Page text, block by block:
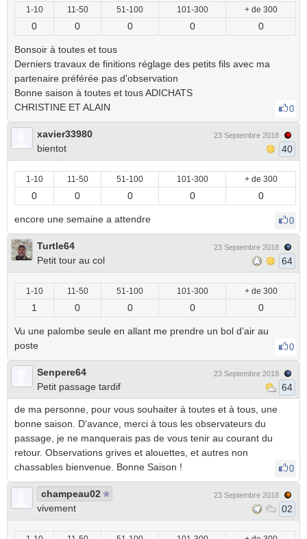
1-10 11-50 51-100 101-300 + de 300
0 0 0 0 0
Bonsoir à toutes et tous
Derniers travaux de finitions réglage des petits fils avec ma
partenaire préférée pas d'observation
Bonne saison à toutes et tous ADICHATS
CHRISTINE ET ALAIN
0
xavier33980
bientot
23 Septembre 2018
40
1-10 11-50 51-100 101-300 + de 300
0 0 0 0 0
encore une semaine a attendre 0
Turtle64
Petit tour au col
23 Septembre 2018
64
1-10 11-50 51-100 101-300 + de 300
1 0 0 0 0
Vu une palombe seule en allant me prendre un bol d’air au
poste
0
Senpere64
Petit passage tardif
23 Septembre 2018
64
de ma personne, pour vous souhaiter à toutes et à tous, une
bonne saison. D'avance, merci à tous les observateurs du
passage, je ne manquerais pas de vous tenir au courant du
retour. Observations grives et alouettes, et autres non
chassables bienvenue. Bonne Saison !
0
champeau02
vivement
23 Septembre 2018
02